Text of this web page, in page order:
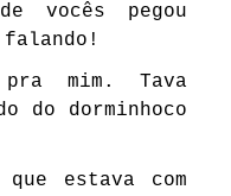
vocês pegou
falando!
mim. Tava
do dorminhoco
estava com